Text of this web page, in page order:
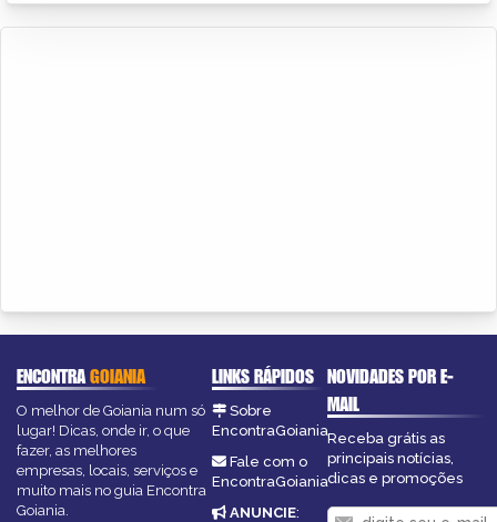
ENCONTRAGOIANIA
O melhor de Goiania num só
lugar! Dicas, onde ir, o que
fazer, as melhores
empresas, locais, serviços e
muito mais no guia Encontra
Goiania.
LINKS RÁPIDOS
Sobre
EncontraGoiania
Fale com o
EncontraGoiania
ANUNCIE:
NOVIDADES POR E-
MAIL
Receba grátis as
principais notícias,
dicas e promoções